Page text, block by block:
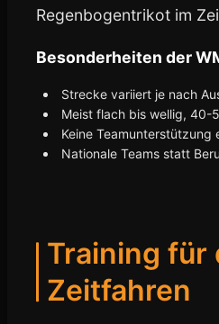
Regenbogentrikot im
Besonderheiten der
Strecke variiert je nach
Meist flach bis wellig, 40-
Keine Teamunterstützung
Nationale Teams statt
Training für
Zeitfahren